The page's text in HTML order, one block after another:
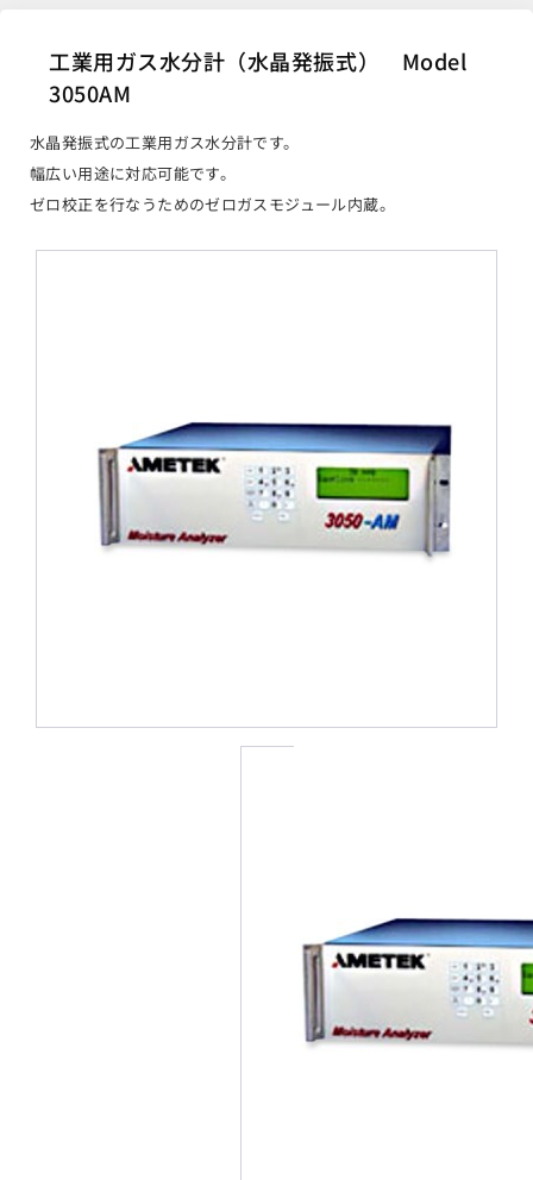
工業用ガス水分計（水晶発振式） Model
3050AM
水晶発振式の工業用ガス水分計です。
幅広い用途に対応可能です。
ゼロ校正を行なうためのゼロガスモジュール内蔵。
1件中1件の画像